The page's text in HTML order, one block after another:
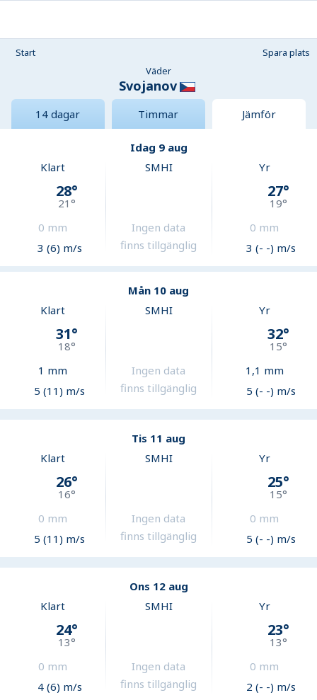
Start
Spara plats
Väder
Svojanov
14 dagar Timmar Jämför
Idag 9 aug
Klart
28°
21°
0 mm
3 (6) m/s
SMHI
Ingen data
finns tillgänglig
Yr
27°
19°
0 mm
3 (- -) m/s
Mån 10 aug
Klart
31°
18°
1 mm
5 (11) m/s
SMHI
Ingen data
finns tillgänglig
Yr
32°
15°
1,1 mm
5 (- -) m/s
Tis 11 aug
Klart
26°
16°
0 mm
5 (11) m/s
SMHI
Ingen data
finns tillgänglig
Yr
25°
15°
0 mm
5 (- -) m/s
Ons 12 aug
Klart
24°
13°
0 mm
4 (6) m/s
SMHI
Ingen data
finns tillgänglig
Yr
23°
13°
0 mm
2 (- -) m/s